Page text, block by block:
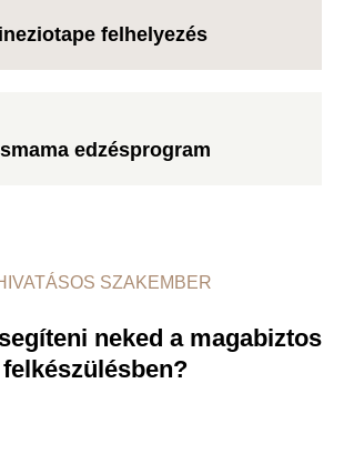
felhelyezés
edzésprogram
SZAKEMBER
neked a magabiztos
felkészülésben?